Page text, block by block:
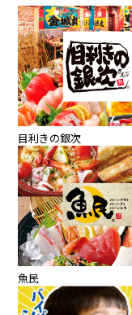
目利きの銀次
魚民